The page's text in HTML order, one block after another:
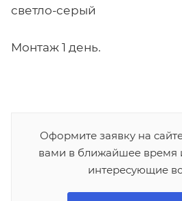
светло-серый
Монтаж 1 день.
Оформите заявку на
вами в ближайшее время
интересующие